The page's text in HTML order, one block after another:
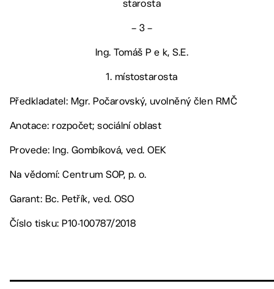
starosta
– 3 –
Ing. Tomáš P e k, S.E.
1. místostarosta
Předkladatel: Mgr. Počarovský, uvolněný člen RMČ
Anotace: rozpočet; sociální oblast
Provede: Ing. Gombíková, ved. OEK
Na vědomí: Centrum SOP, p. o.
Garant: Bc. Petřík, ved. OSO
Číslo tisku: P10-100787/2018